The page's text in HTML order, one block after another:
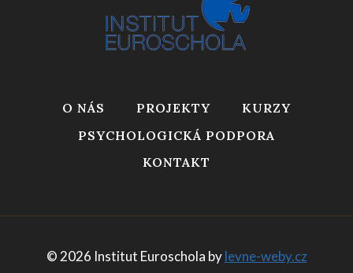
O NÁS PROJEKTY
KURZY
PSYCHOLOGICKÁ PODPORA
KONTAKT
© 2026 Institut Euroschola bylevne-weby.cz